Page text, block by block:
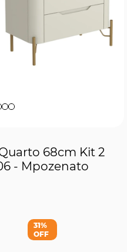
68cm Kit 2
- Mpozenato
31%
OFF